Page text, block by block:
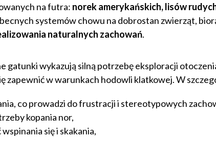
na futra: norek amerykańskich, lisów
systemów chowu na dobrostan zwierząt,
naturalnych zachowań.
gatunki wykazują silną potrzebę eksploracji
zapewnić w warunkach hodowli klatkowej. W
co prowadzi do frustracji i stereotypowych
kopania nor,
się i skakania,